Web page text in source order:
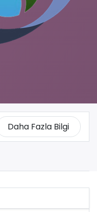
Daha Fazla Bilgi